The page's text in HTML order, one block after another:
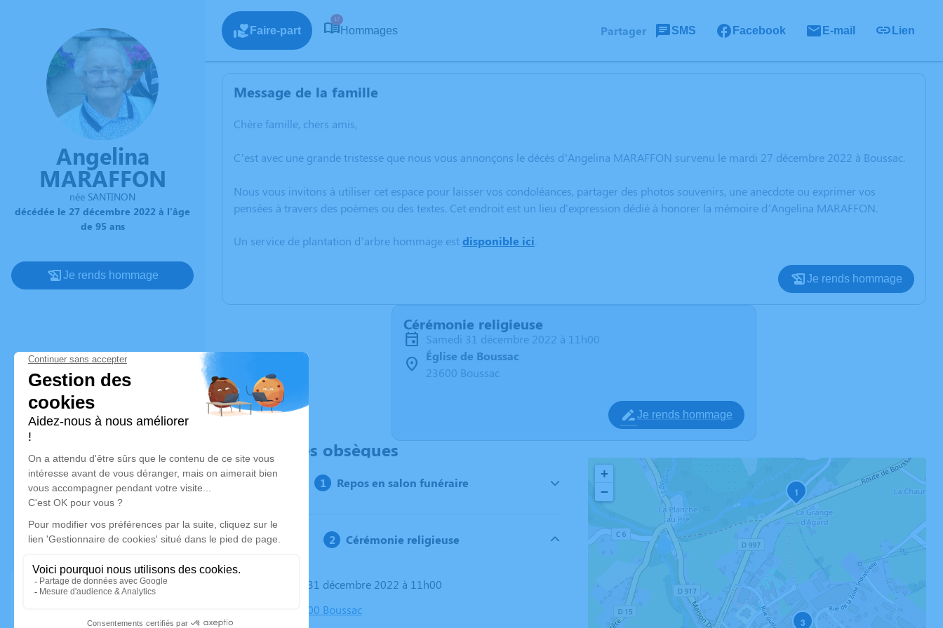
Angelina
MARAFFON
née SANTINON
décédée le 27 décembre 2022 à l'âge
de 95 ans
Je rends hommage
Faire-part
17
Hommages Partager SMS Facebook E-mail Lien
Message de la famille
Chère famille, chers amis,
C’est avec une grande tristesse que nous vous annonçons le décès d’Angelina MARAFFON survenu le mardi 27 décembre 2022 à Boussac.
Nous vous invitons à utiliser cet espace pour laisser vos condoléances, partager des photos souvenirs, une anecdote ou exprimer vos
pensées à travers des poèmes ou des textes. Cet endroit est un lieu d'expression dédié à honorer la mémoire d’Angelina MARAFFON.
Un service de plantation d’arbre hommage estdisponible ici.
Je rends hommage
Cérémonie religieuse
samedi 31 décembre 2022 à 11h00
Église de Boussac
23600 Boussac
Je rends hommage
Déroulé des obsèques
Repos en salon funéraire
Cérémonie religieuse
Le samedi 31 décembre 2022 à 11h00
Église, 23600 Boussac
1
3
+
−